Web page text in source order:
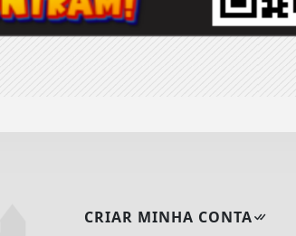
CRIAR MINHA CONTA